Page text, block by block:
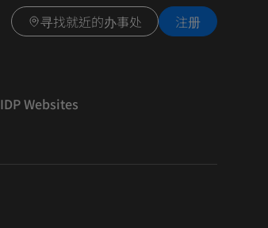
寻找就近的办事处 注册
IDP Websites